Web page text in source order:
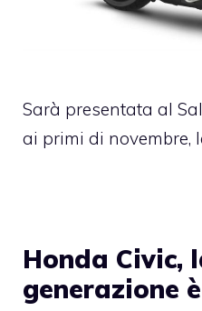
Sarà presentata al
ai primi di novembre,
Honda Civic,
generazione